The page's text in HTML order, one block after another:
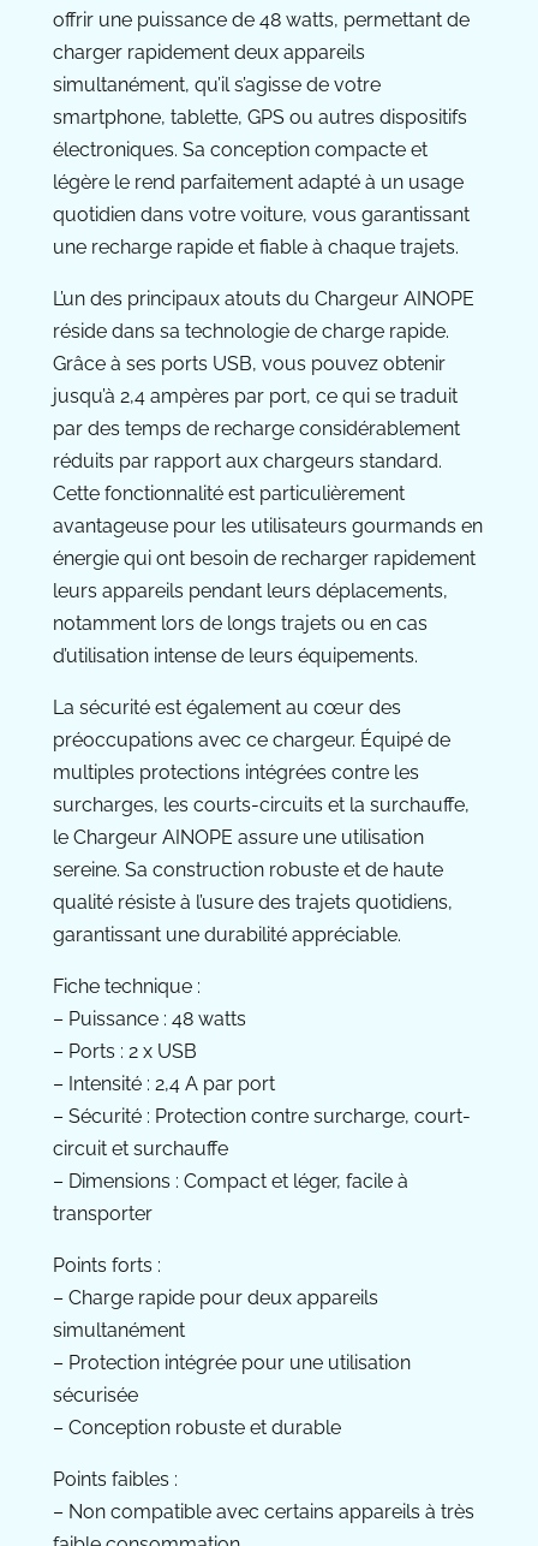
offrir une puissance de 48 watts, permettant de
charger rapidement deux appareils
simultanément, qu’il s’agisse de votre
smartphone, tablette, GPS ou autres dispositifs
électroniques. Sa conception compacte et
légère le rend parfaitement adapté à un usage
quotidien dans votre voiture, vous garantissant
une recharge rapide et fiable à chaque trajets.
L’un des principaux atouts du Chargeur AINOPE
réside dans sa technologie de charge rapide.
Grâce à ses ports USB, vous pouvez obtenir
jusqu’à 2,4 ampères par port, ce qui se traduit
par des temps de recharge considérablement
réduits par rapport aux chargeurs standard.
Cette fonctionnalité est particulièrement
avantageuse pour les utilisateurs gourmands en
énergie qui ont besoin de recharger rapidement
leurs appareils pendant leurs déplacements,
notamment lors de longs trajets ou en cas
d’utilisation intense de leurs équipements.
La sécurité est également au cœur des
préoccupations avec ce chargeur. Équipé de
multiples protections intégrées contre les
surcharges, les courts-circuits et la surchauffe,
le Chargeur AINOPE assure une utilisation
sereine. Sa construction robuste et de haute
qualité résiste à l’usure des trajets quotidiens,
garantissant une durabilité appréciable.
Fiche technique :
– Puissance : 48 watts
– Ports : 2 x USB
– Intensité : 2,4 A par port
– Sécurité : Protection contre surcharge, court-
circuit et surchauffe
– Dimensions : Compact et léger, facile à
transporter
Points forts :
– Charge rapide pour deux appareils
simultanément
– Protection intégrée pour une utilisation
sécurisée
– Conception robuste et durable
Points faibles :
– Non compatible avec certains appareils à très